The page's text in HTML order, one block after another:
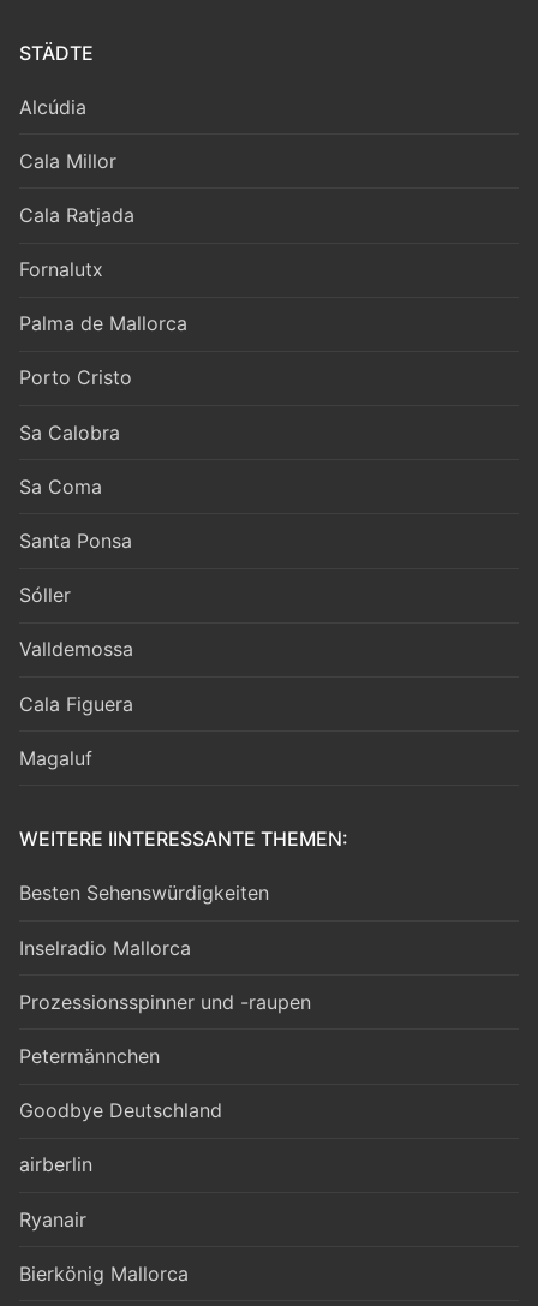
STÄDTE
Alcúdia
Cala Millor
Cala Ratjada
Fornalutx
Palma de Mallorca
Porto Cristo
Sa Calobra
Sa Coma
Santa Ponsa
Sóller
Valldemossa
Cala Figuera
Magaluf
WEITERE IINTERESSANTE THEMEN:
Besten Sehenswürdigkeiten
Inselradio Mallorca
Prozessionsspinner und -raupen
Petermännchen
Goodbye Deutschland
airberlin
Ryanair
Bierkönig Mallorca